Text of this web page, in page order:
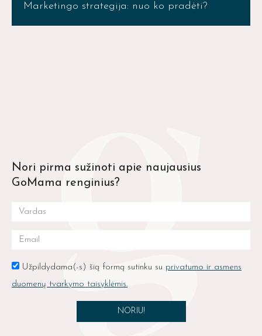
Marketingo strategija: nuo ko pradėti?
Nori pirma sužinoti apie naujausius
GoMama renginius?
Užpildydama(-s) šią formą sutinku su privatumo ir asmens
duomenų tvarkymo taisyklėmis.
NORIU!